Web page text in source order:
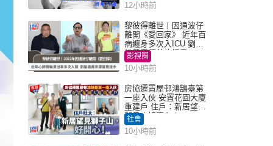
12小時前
黎彼得離世丨因通波仔
離開《愛回家》 近年百
病纏身多次入ICU 劉鑾
雄黃宗澤曾施援手
影視圈
10小時前
房協遷置屋邨鴻鵠臺第
一座入伙 安置花園大廈
重建戶 住戶：新居望見
獅子山好開心！
社會
10小時前